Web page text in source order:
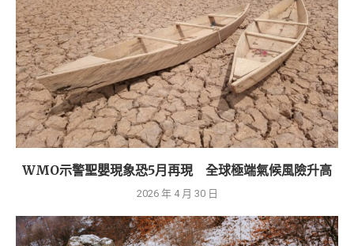
WMO示警聖嬰現象恐5月再現 全球極端氣候風險升高
2026 年 4 月 30 日